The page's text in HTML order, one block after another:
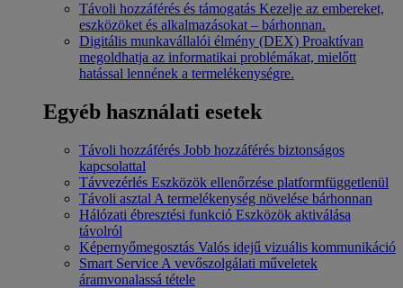
Távoli hozzáférés és támogatás Kezelje az embereket,
eszközöket és alkalmazásokat – bárhonnan.
Digitális munkavállalói élmény (DEX) Proaktívan
megoldhatja az informatikai problémákat, mielőtt
hatással lennének a termelékenységre.
Egyéb használati esetek
Távoli hozzáférés Jobb hozzáférés biztonságos
kapcsolattal
Távvezérlés Eszközök ellenőrzése platformfüggetlenül
Távoli asztal A termelékenység növelése bárhonnan
Hálózati ébresztési funkció Eszközök aktiválása
távolról
Képernyőmegosztás Valós idejű vizuális kommunikáció
Smart Service A vevőszolgálati műveletek
áramvonalassá tétele